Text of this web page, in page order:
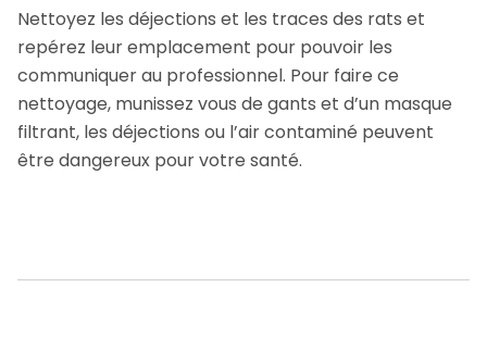
Nettoyez les déjections et les traces des rats et
repérez leur emplacement pour pouvoir les
communiquer au professionnel. Pour faire ce
nettoyage, munissez vous de gants et d’un masque
filtrant, les déjections ou l’air contaminé peuvent
être dangereux pour votre santé.